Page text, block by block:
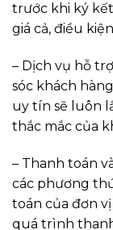
trước khi ký
giá cả, điều
– Dịch vụ hỗ
sóc khách
uy tín sẽ luôn
thắc mắc của
– Thanh toán
các phương
toán của đơn
quá trình